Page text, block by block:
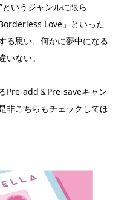
というジャンルに限ら
Love」といった
る思い、何かに夢中になる
ない。
Pre-add＆Pre-saveキャン
非こちらもチェックしてほ